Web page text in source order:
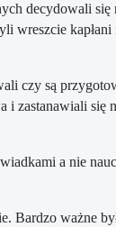
decydowali
wreszcie
czy są
i zastanawiali się
a nie
Bardzo ważne